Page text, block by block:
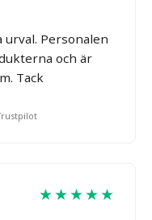
Personalen
och är
Tack
★★★★★